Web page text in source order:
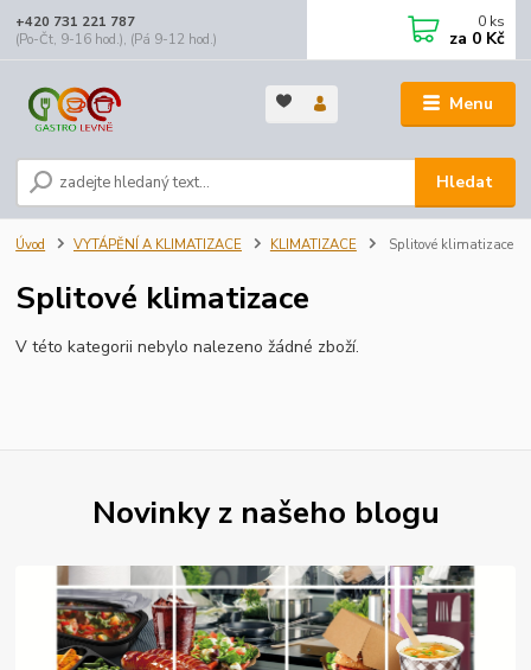
Menu
Hledat
+420 731 221 787
(Po-Čt, 9-16 hod.), (Pá 9-12 hod.)
0 ks
za 0 Kč
Úvod VYTÁPĚNÍ A KLIMATIZACE KLIMATIZACE Splitové klimatizace
Splitové klimatizace
V této kategorii nebylo nalezeno žádné zboží.
Novinky z našeho blogu